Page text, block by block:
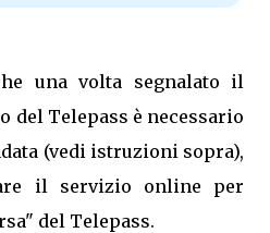
una volta segnalato il
del Telepass è necessario
(vedi istruzioni sopra),
il servizio online per
del Telepass.